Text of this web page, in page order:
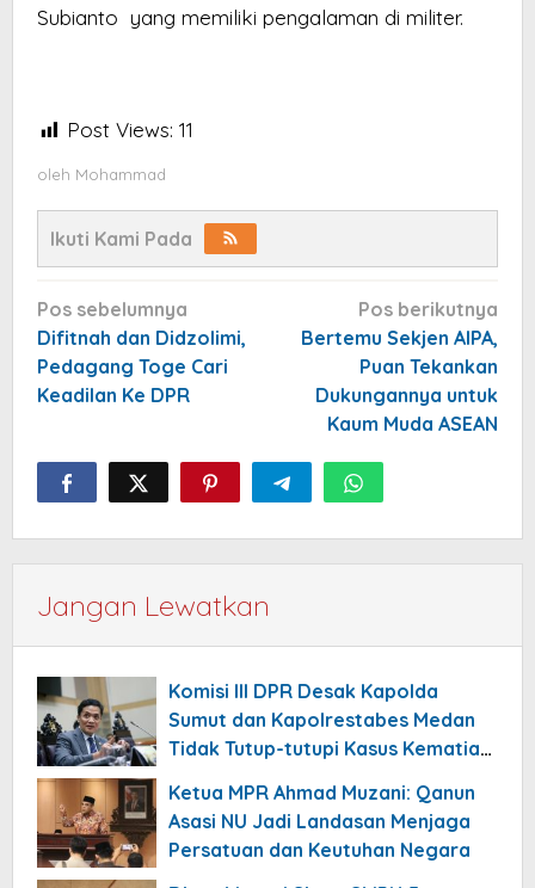
Subianto yang memiliki pengalaman di militer.
Post Views: 11
oleh Mohammad
Ikuti Kami Pada
Navigasi
pos
Pos sebelumnya
Difitnah dan Didzolimi,
Pedagang Toge Cari
Keadilan Ke DPR
Pos berikutnya
Bertemu Sekjen AIPA,
Puan Tekankan
Dukungannya untuk
Kaum Muda ASEAN
Jangan Lewatkan
Komisi III DPR Desak Kapolda
Sumut dan Kapolrestabes Medan
Tidak Tutup-tutupi Kasus Kematian
Ketua MPR Ahmad Muzani: Qanun
Asasi NU Jadi Landasan Menjaga
Persatuan dan Keutuhan Negara